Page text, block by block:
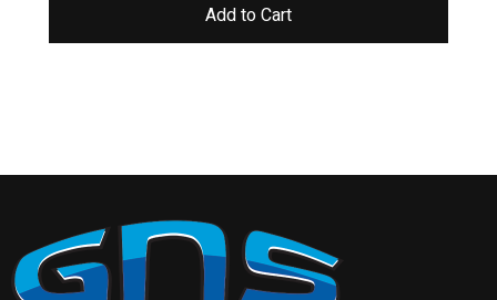
Add to Cart